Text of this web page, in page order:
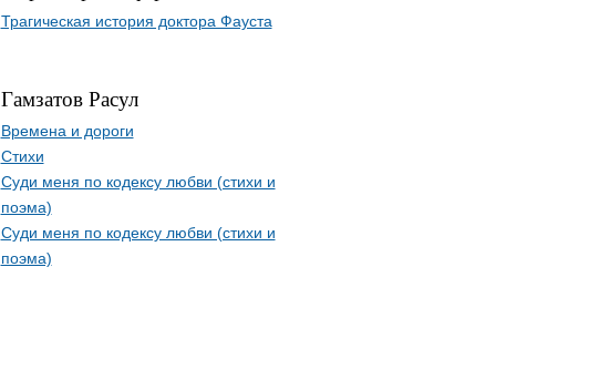
Трагическая история доктора Фауста
Гамзатов Расул
Времена и дороги
Стихи
Суди меня по кодексу любви (стихи и
поэма)
Суди меня по кодексу любви (стихи и
поэма)